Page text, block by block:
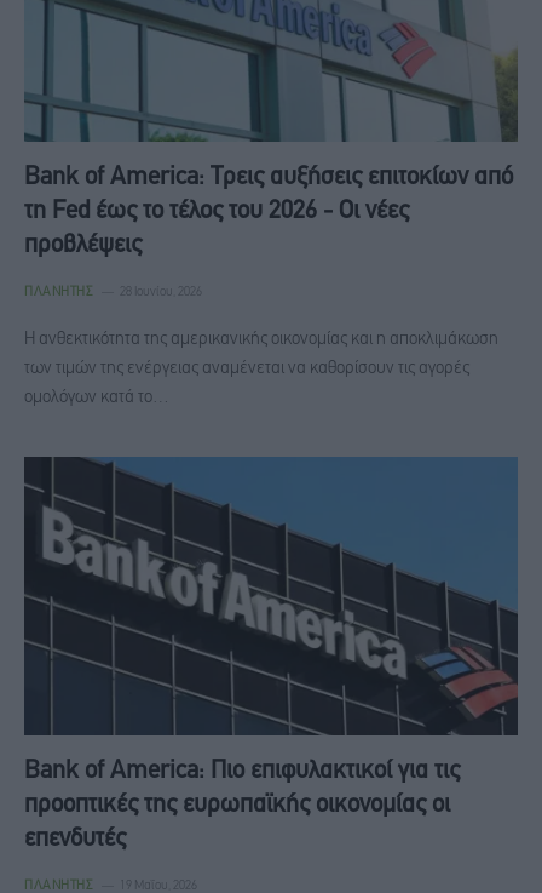
Bank of America: Τρεις αυξήσεις επιτοκίων από
τη Fed έως το τέλος του 2026 - Οι νέες
προβλέψεις
ΠΛΑΝΉΤΗΣ 28 Ιουνίου, 2026
Η ανθεκτικότητα της αμερικανικής οικονομίας και η αποκλιμάκωση
των τιμών της ενέργειας αναμένεται να καθορίσουν τις αγορές
ομολόγων κατά το…
Bank of America: Πιο επιφυλακτικοί για τις
προοπτικές της ευρωπαϊκής οικονομίας οι
επενδυτές
ΠΛΑΝΉΤΗΣ 19 Μαΐου, 2026